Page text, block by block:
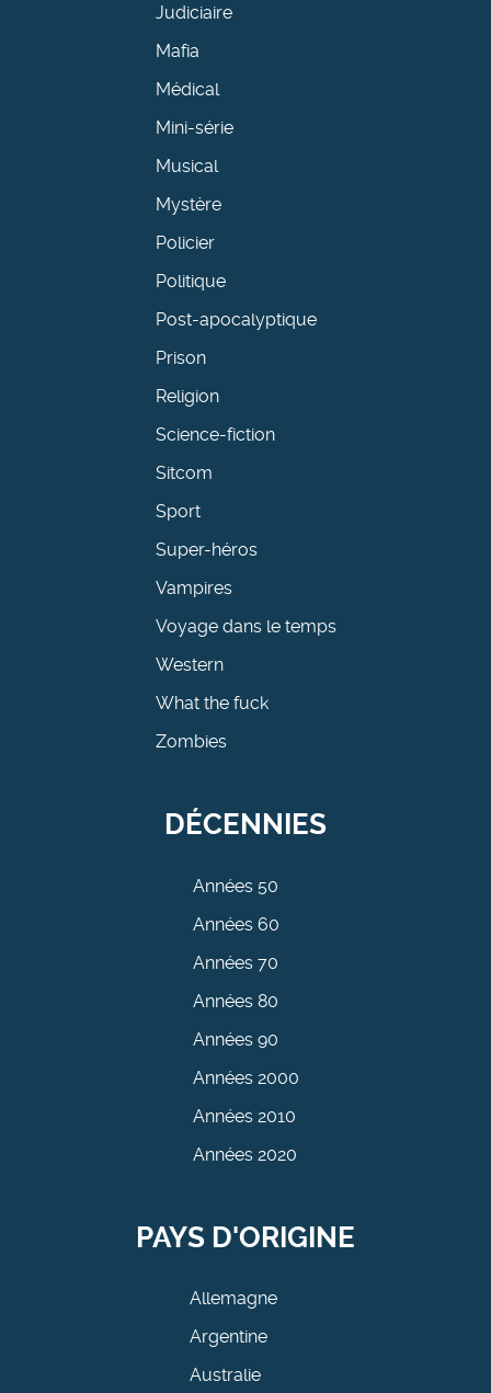
Judiciaire
Mafia
Médical
Mini-série
Musical
Mystère
Policier
Politique
Post-apocalyptique
Prison
Religion
Science-fiction
Sitcom
Sport
Super-héros
Vampires
Voyage dans le temps
Western
What the fuck
Zombies
DÉCENNIES
Années 50
Années 60
Années 70
Années 80
Années 90
Années 2000
Années 2010
Années 2020
PAYS D'ORIGINE
Allemagne
Argentine
Australie